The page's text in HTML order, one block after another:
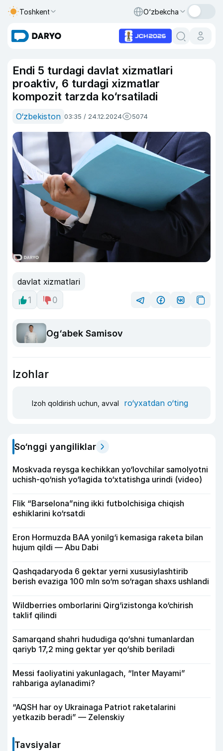
Toshkent O‘zbekcha
Endi 5 turdagi davlat xizmatlari
proaktiv, 6 turdagi xizmatlar
kompozit tarzda ko‘rsatiladi
O‘zbekiston 03:35 / 24.12.2024 5074
davlat xizmatlari
1
0
Og‘abek Samisov
Izohlar
Izoh qoldirish uchun, avval ro‘yxatdan o‘ting
So‘nggi yangiliklar
Moskvada reysga kechikkan yo‘lovchilar samolyotni
uchish-qo‘nish yo‘lagida to‘xtatishga urindi (video)
Flik “Barselona”ning ikki futbolchisiga chiqish
eshiklarini ko‘rsatdi
Eron Hormuzda BAA yonilg‘i kemasiga raketa bilan
hujum qildi — Abu Dabi
Qashqadaryoda 6 gektar yerni xususiylashtirib
berish evaziga 100 mln so‘m so‘ragan shaxs ushlandi
Wildberries omborlarini Qirg‘izistonga ko‘chirish
taklif qilindi
Samarqand shahri hududiga qo‘shni tumanlardan
qariyb 17,2 ming gektar yer qo‘shib beriladi
Messi faoliyatini yakunlagach, “Inter Mayami”
rahbariga aylanadimi?
“AQSH har oy Ukrainaga Patriot raketalarini
yetkazib beradi” — Zelenskiy
Tavsiyalar